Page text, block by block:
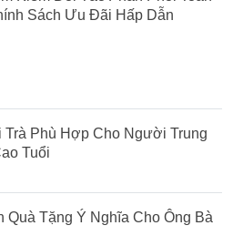
Sách Ưu Đãi Hấp Dẫn
Trà Phù Hợp Cho Người Trung
Tuổi
Quà Tặng Ý Nghĩa Cho Ông Bà